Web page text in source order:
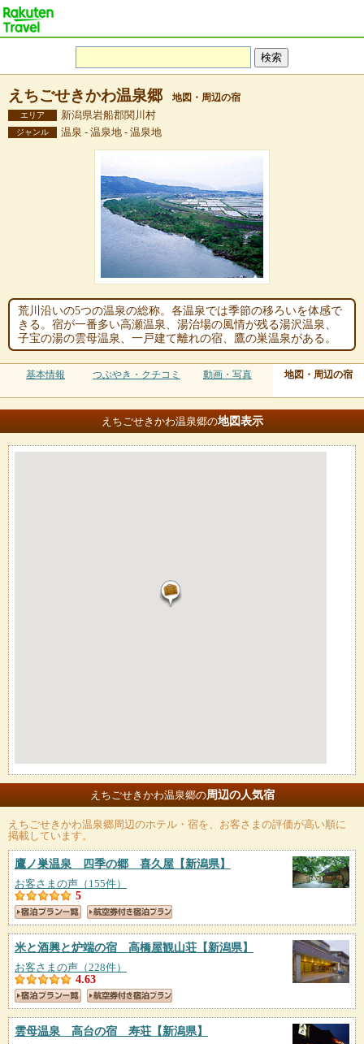
えちごせきかわ温泉郷 地図・周辺の宿
エリア 新潟県岩船郡関川村
ジャンル 温泉 - 温泉地 - 温泉地
荒川沿いの5つの温泉の総称。各温泉では季節の移ろいを体感で
きる。宿が一番多い高瀬温泉、湯治場の風情が残る湯沢温泉、
子宝の湯の雲母温泉、一戸建て離れの宿、鷹の巣温泉がある。
基本情報 つぶやき・クチコミ 動画・写真 地図・周辺の宿
えちごせきかわ温泉郷の地図表示
えちごせきかわ温泉郷の周辺の人気宿
えちごせきかわ温泉郷周辺のホテル・宿を、お客さまの評価が高い順に
掲載しています。
鷹ノ巣温泉 四季の郷 喜久屋 【新潟県】
お客さまの声（155件）
5
米と酒興と炉端の宿 高橋屋観山荘 【新潟県】
お客さまの声（228件）
4.63
雲母温泉 高台の宿 寿荘 【新潟県】